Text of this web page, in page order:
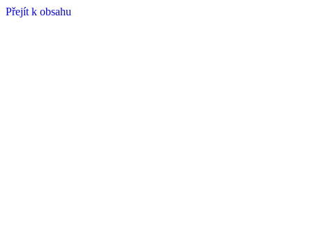
Přejít k obsahu